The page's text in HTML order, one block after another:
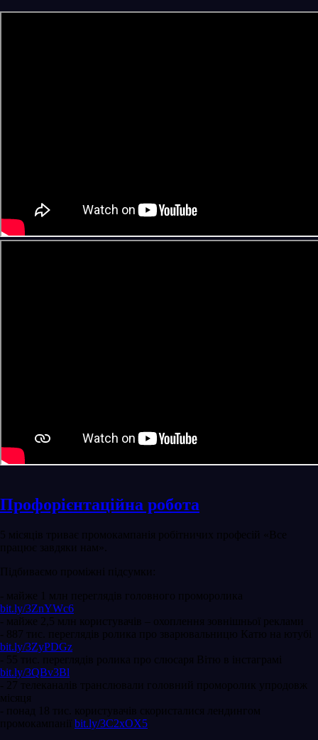
Профорієнтаційна робота
5 місяців триває промокампанія робітничих професій «Все
працює завдяки нам».
Підбиваємо проміжні підсумки:
- майже 1 млн переглядів головного проморолика
bit.ly/3ZnYWc6
- майже 2,5 млн користувачів – охоплення зовнішньої реклами
- 887 тис. переглядів ролика про зварювальницю Катю на ютубі
bit.ly/3ZyPDGz
- 55 тис. переглядів ролика про слюсаря Вітю в інстаграмі
bit.ly/3QBv3Bl
- 27 телеканалів транслювали головний проморолик упродовж
місяця
- понад 18 тис. користувачів скористалися лендингом
промокампанії bit.ly/3C2xOX5